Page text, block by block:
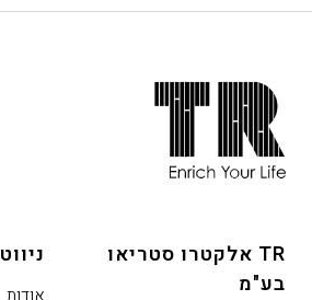
האתר,
באפשרותך
ללחוץ
לדלג
לאזור
TR אלקטרו סטריאו
בע"מ
ניווט